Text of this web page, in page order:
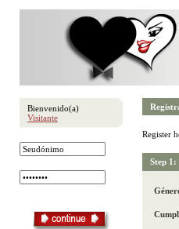
Bienvenido(a)
Visitante
Register
Step